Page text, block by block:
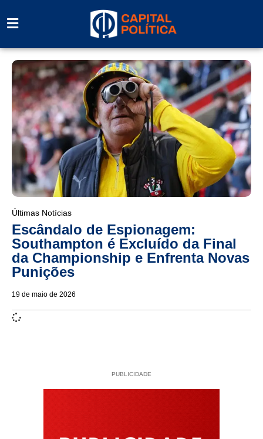
Últimas Notícias
Escândalo de Espionagem:
Southampton é Excluído da Final
da Championship e Enfrenta Novas
Punições
19 de maio de 2026
PUBLICIDADE